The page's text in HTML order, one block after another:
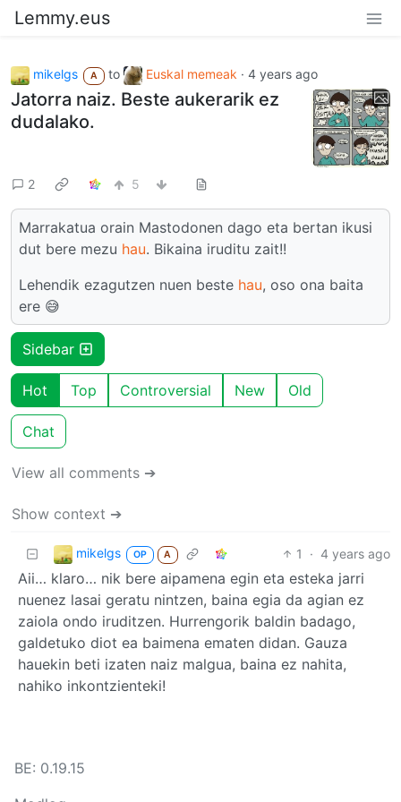
Lemmy.eus
mikelgs A to Euskal memeak · 4 years ago
Jatorra naiz. Beste aukerarik ez
dudalako.
2 5
Marrakatua orain Mastodonen dago eta bertan ikusi
dut bere mezu hau. Bikaina iruditu zait!!
Lehendik ezagutzen nuen beste hau, oso ona baita
ere 😅
Sidebar
Hot Top Controversial New Old
Chat
View all comments ➔
Show context ➔
mikelgs OP A 1 · 4 years ago
Aii… klaro… nik bere aipamena egin eta esteka jarri
nuenez lasai geratu nintzen, baina egia da agian ez
zaiola ondo iruditzen. Hurrengorik baldin badago,
galdetuko diot ea baimena ematen didan. Gauza
hauekin beti izaten naiz malgua, baina ez nahita,
nahiko inkontzienteki!
BE: 0.19.15